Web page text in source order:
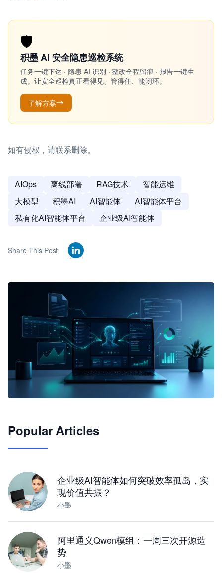
🛡️
积墨 AI 安全隐患巡检系统
任务一键下达 · 隐患 AI 识别 · 整改全程留痕 · 报告一键生
成。让安全巡检真正看得见、管得住、能闭环。
了解方案
如有侵权，请联系删除。
AIOps 离线部署 RAG技术
智能运维
大模型
积墨AI AI智能体
AI智能体平台
私有化AI智能体平台
企业级AI智能体
Share This Post
JimoClaw 桌面 AI Agent 工作台
Popular Articles
企业级AI智能体如何突破效率孤岛，实
现价值共振？
小墨
阿里通义Qwen模组：一周三次开源造
势
小墨